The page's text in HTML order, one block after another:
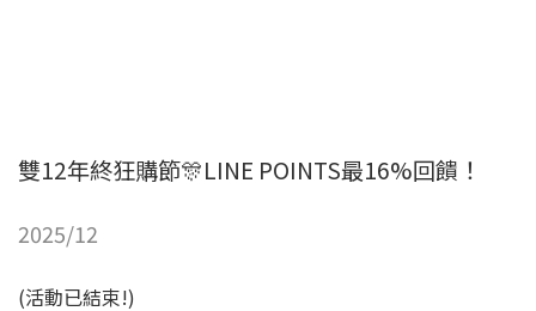
雙12年終狂購節🎊LINE POINTS最16%回饋！
2025/12
(活動已結束!)